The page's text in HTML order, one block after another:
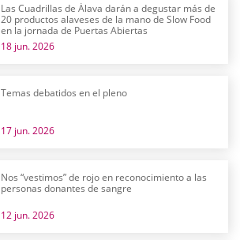
Las Cuadrillas de Álava darán a degustar más de
20 productos alaveses de la mano de Slow Food
en la jornada de Puertas Abiertas
18 jun. 2026
Temas debatidos en el pleno
17 jun. 2026
Nos “vestimos” de rojo en reconocimiento a las
personas donantes de sangre
12 jun. 2026